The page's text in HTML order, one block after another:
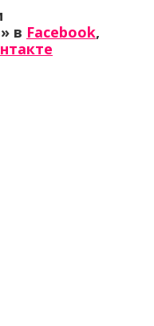
в Facebook,